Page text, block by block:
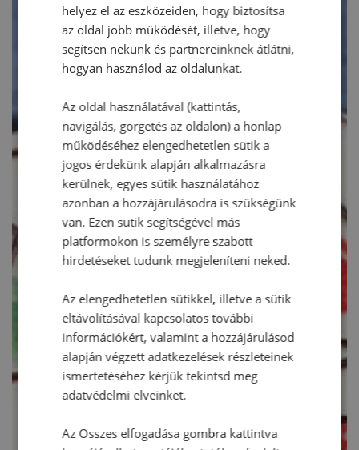
helyez el az eszközeiden, hogy biztosítsa
az oldal jobb működését, illetve, hogy
segítsen nekünk és partnereinknek átlátni,
hogyan használod az oldalunkat.
Az oldal használatával (kattintás,
navigálás, görgetés az oldalon) a honlap
működéséhez elengedhetetlen sütik a
jogos érdekünk alapján alkalmazásra
kerülnek, egyes sütik használatához
azonban a hozzájárulásodra is szükségünk
van. Ezen sütik segítségével más
platformokon is személyre szabott
hirdetéseket tudunk megjeleníteni neked.
Az elengedhetetlen sütikkel, illetve a sütik
eltávolításával kapcsolatos további
információkért, valamint a hozzájárulásod
alapján végzett adatkezelések részleteinek
ismertetéséhez kérjük tekintsd meg
adatvédelmi elveinket.
Az Összes elfogadása gombra kattintva